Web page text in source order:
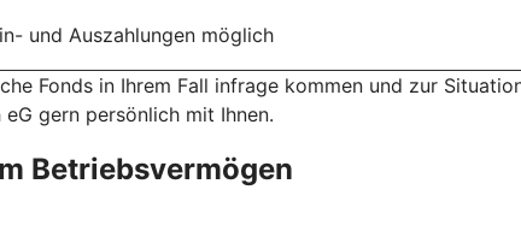
und Auszahlungen möglich
Fonds in Ihrem Fall infrage kommen und zur
gern persönlich mit Ihnen.
Betriebsvermögen